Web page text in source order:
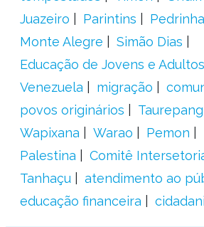
Juazeiro
Parintins
Monte Alegre
Simão Dias
Educação de Jovens e Adultos
Venezuela
migração
povos originários
Taurepang
Wapixana
Warao Pemon
Palestina
Comitê
Tanhaçu
atendimento ao
educação financeira